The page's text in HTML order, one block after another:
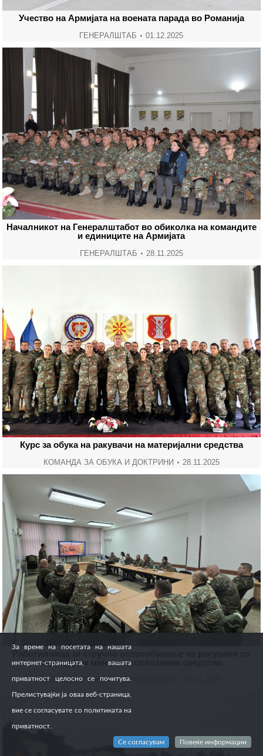
Учество на Армијата на воената парада во Романија
ГЕНЕРАЛШТАБ 01.12.2025
Началникот на Генералштабот во обиколка на командите
и единиците на Армијата
ГЕНЕРАЛШТАБ 28.11.2025
Курс за обука на ракувачи на материјални средства
КОМАНДА ЗА ОБУКА И ДОКТРИНИ 28.11.2025
Работилница за стручно оспособување на ракувачи со
муниција и минско експлозивни средства
АКТИВНОСТИ НА ГЕНЕРАЛШТАБОТ
За време на посетата на нашата
интернет-страницата, вашата
приватност целосно се почитува.
Прелистувајќи ја оваа веб-страница,
вие се согласувате со политиката на
приватност.
Се согласувам Повеќе информации